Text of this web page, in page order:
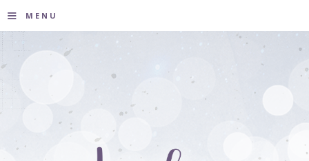
≡ MENU